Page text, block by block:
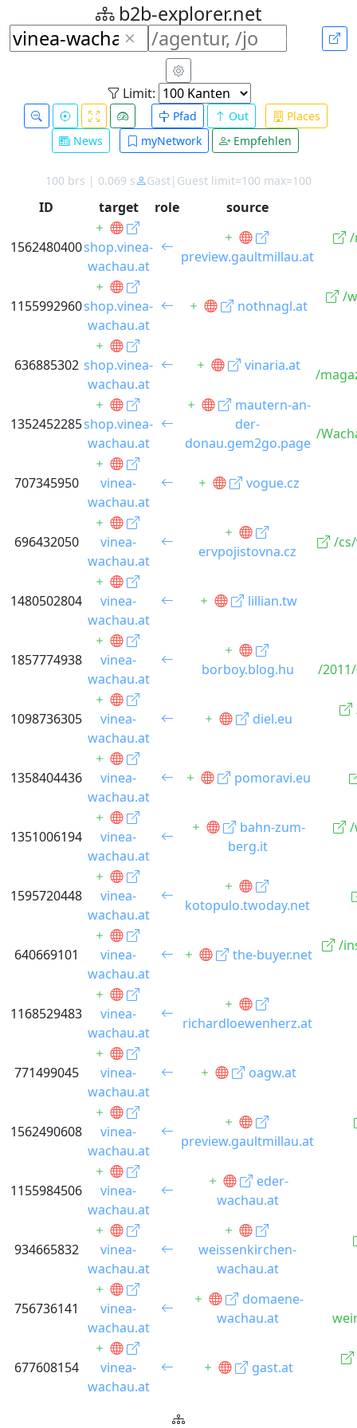
b2b-explorer.net
Limit:
Pfad Out
Places
News
myNetwork Empfehlen
100 brs | 0.069 s Gast|Guest limit=100 max=100
ID target role source
1562480400shop.vinea-
wachau.at
preview.gaultmillau.at
/
1155992960shop.vinea-
wachau.at
nothnagl.at
/
636885302 shop.vinea-
wachau.at
vinaria.at
/
1352452285shop.vinea-
wachau.at
mautern-an-
der-
donau.gem2go.page
/
707345950
vinea-
wachau.at
vogue.cz
696432050
vinea-
wachau.at
ervpojistovna.cz
/
1480502804
vinea-
wachau.at
lillian.tw
1857774938
vinea-
wachau.at
borboy.blog.hu /
1098736305
vinea-
wachau.at
diel.eu
1358404436
vinea-
wachau.at
pomoravi.eu
1351006194
vinea-
wachau.at
bahn-zum-
berg.it
/
1595720448
vinea-
wachau.at
kotopulo.twoday.net
640669101
vinea-
wachau.at
the-buyer.net
/
1168529483
vinea-
wachau.at
richardloewenherz.at
771499045
vinea-
wachau.at
oagw.at
1562490608
vinea-
wachau.at
preview.gaultmillau.at
1155984506
vinea-
wachau.at
eder-
wachau.at
934665832
vinea-
wachau.at
weissenkirchen-
wachau.at
756736141
vinea-
wachau.at
domaene-
wachau.at
677608154
vinea-
wachau.at
gast.at